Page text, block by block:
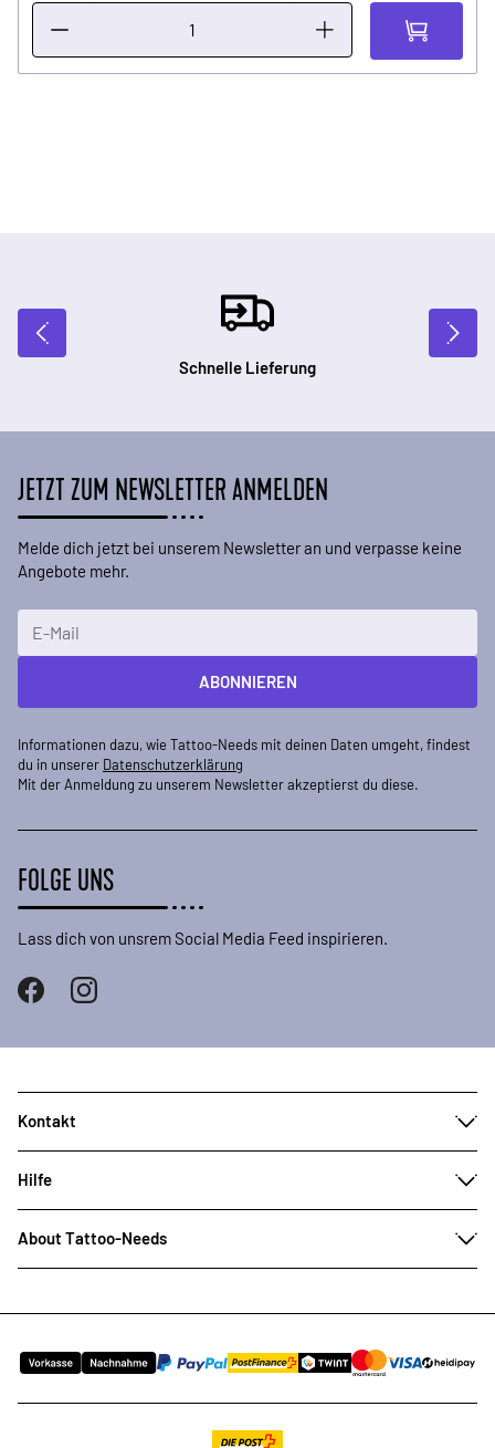
Schnelle Lieferung
JETZT ZUM NEWSLETTER ANMELDEN
Melde dich jetzt bei unserem Newsletter an und verpasse keine
Angebote mehr.
ABONNIEREN
Informationen dazu, wie Tattoo-Needs mit deinen Daten umgeht, findest
du in unserer Datenschutzerklärung
Mit der Anmeldung zu unserem Newsletter akzeptierst du diese.
FOLGE UNS
Lass dich von unsrem Social Media Feed inspirieren.
Kontakt
Hilfe
About Tattoo-Needs